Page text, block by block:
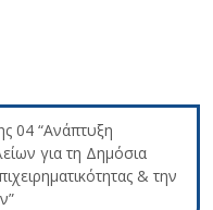
04 “Ανάπτυξη
για τη Δημόσια
& την